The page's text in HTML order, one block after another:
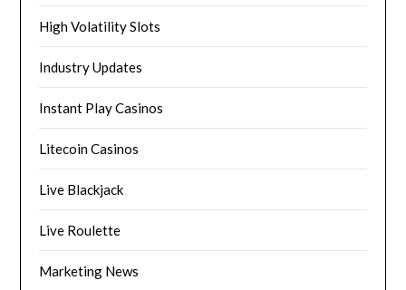
High Volatility Slots
Industry Updates
Instant Play Casinos
Litecoin Casinos
Live Blackjack
Live Roulette
Marketing News